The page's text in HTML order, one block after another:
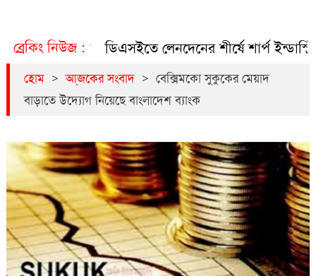
ব্রেকিং নিউজ :
ডিএসইতে লেনদেনের শীর্ষে শার্প ইন্ডাস্ট্রিজ
হোম > আ্জকের সংবাদ > বেক্সিমকো সুকুকের মেয়াদ
বাড়াতে উদ্যোগ নিয়েছে বাংলাদেশ ব্যাংক